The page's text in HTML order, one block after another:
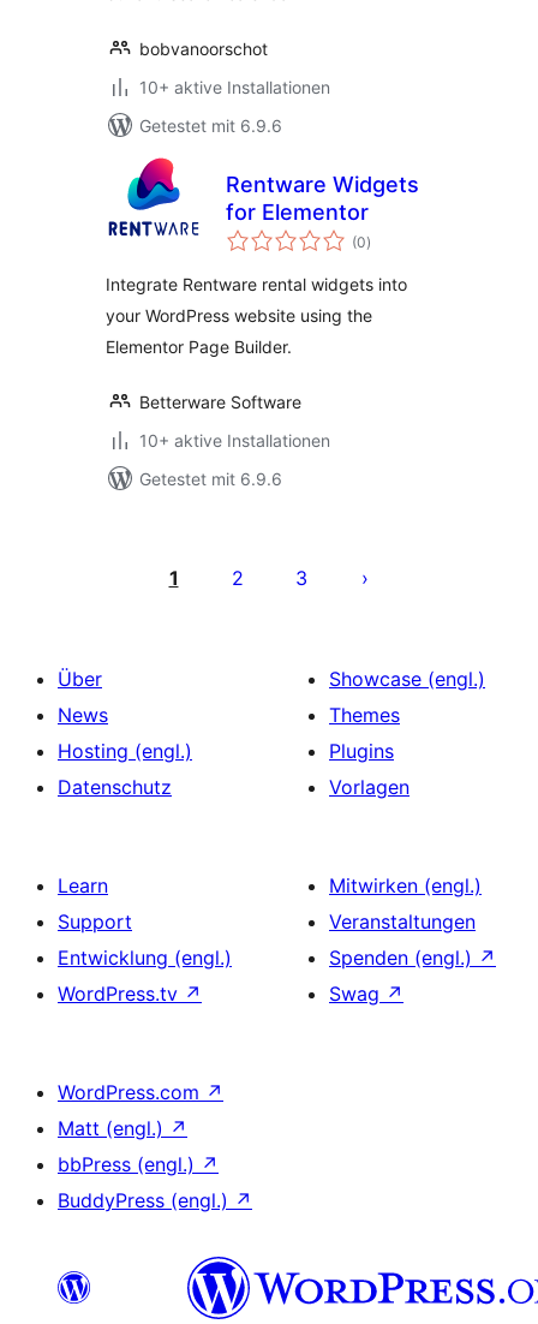
bobvanoorschot
10+ aktive Installationen
Getestet mit 6.9.6
Rentware Widgets
for Elementor
(0Bewertungen
insgesamt
)
Integrate Rentware rental widgets into
your WordPress website using the
Elementor Page Builder.
Betterware Software
10+ aktive Installationen
Getestet mit 6.9.6
1 2 3
Über
News
Hosting (engl.)
Datenschutz
Showcase (engl.)
Themes
Plugins
Vorlagen
Learn
Support
Entwicklung (engl.)
WordPress.tv ↗
Mitwirken (engl.)
Veranstaltungen
Spenden (engl.) ↗
Swag ↗
WordPress.com ↗
Matt (engl.) ↗
bbPress (engl.) ↗
BuddyPress (engl.) ↗